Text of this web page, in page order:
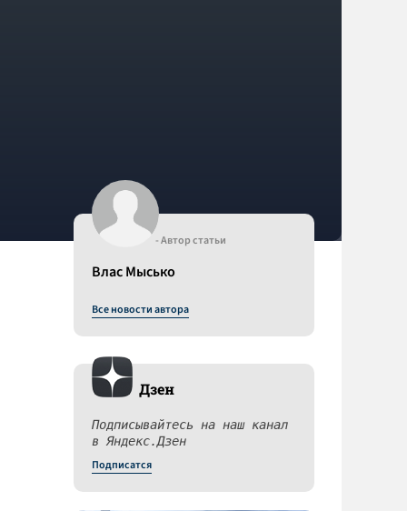
- Автор статьи
Влас Мысько
Все новости автора
Дзен
Подписывайтесь на наш канал
в Яндекс.Дзен
Подписатся